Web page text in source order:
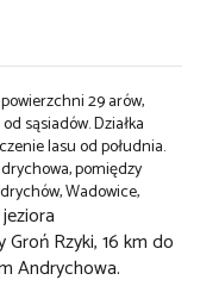
29 arów,
sąsiadów. Działka
lasu od południa.
pomiędzy
Wadowice,
Rzyki, 16 km do
Andrychowa.